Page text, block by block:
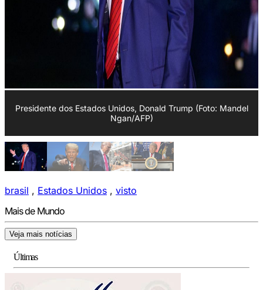
Presidente dos Estados Unidos, Donald Trump (Foto: Mandel
Ngan/AFP)
brasil , Estados Unidos , visto
Mais de Mundo
Veja mais notícias
Últimas